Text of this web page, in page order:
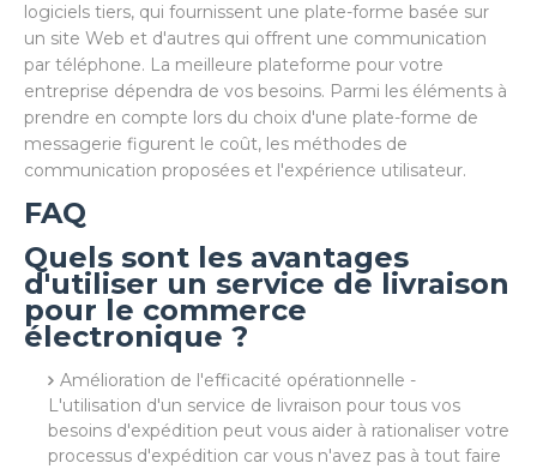
logiciels tiers, qui fournissent une plate-forme basée sur
un site Web et d'autres qui offrent une communication
par téléphone. La meilleure plateforme pour votre
entreprise dépendra de vos besoins. Parmi les éléments à
prendre en compte lors du choix d'une plate-forme de
messagerie figurent le coût, les méthodes de
communication proposées et l'expérience utilisateur.
FAQ
Quels sont les avantages
d'utiliser un service de livraison
pour le commerce
électronique ?
Amélioration de l'efficacité opérationnelle -
L'utilisation d'un service de livraison pour tous vos
besoins d'expédition peut vous aider à rationaliser votre
processus d'expédition car vous n'avez pas à tout faire